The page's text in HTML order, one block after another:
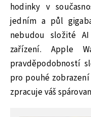
hodinky v
jedním a půl
nebudou složité
zařízení. Apple
pravděpodobností
pro pouhé
zpracuje váš